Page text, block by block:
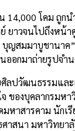
14,000 โคม ถูก
ยาวจนไปถึงห
บุญสมมาบูชานา
อกมาถ่ายรูปจำ
ลปวัฒนธรรมแล
จ ของบุคลากร
หาสารคาม นัก
สนา มหาวิทยา